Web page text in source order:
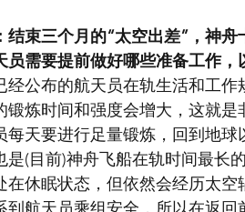
结束三个月的“太空出差”，神
员需要提前做好哪些准备工作，
经公布的航天员在轨生活和工
锻炼时间和强度会增大，这就
每天要进行足量锻炼，回到地球
目前)神舟飞船在轨时间最长
休眠状态，但依然会经历太空